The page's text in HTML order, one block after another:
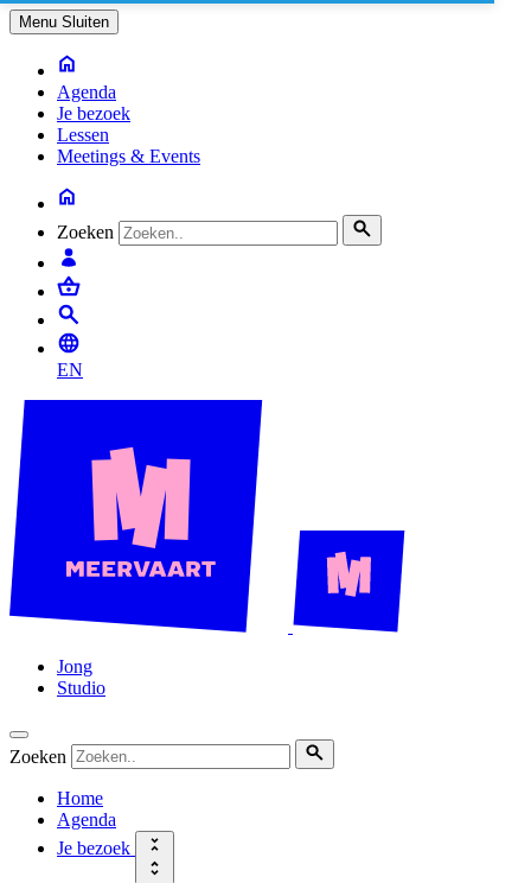
Menu Sluiten
Agenda
Je bezoek
Lessen
Meetings & Events
Zoeken
EN
Jong
Studio
Zoeken
Home
Agenda
Je bezoek